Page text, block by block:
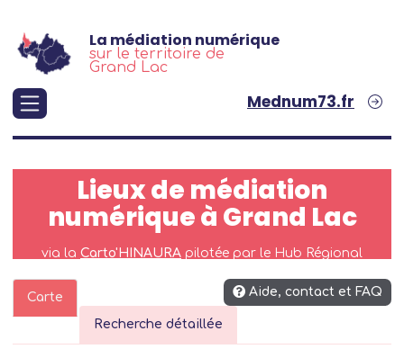
La médiation numérique
sur le territoire de
Grand Lac
Mednum73.fr
Lieux de médiation
numérique à Grand Lac
via la Carto'HINAURA pilotée par le Hub Régional
Aide, contact et FAQ
Carte
Recherche détaillée